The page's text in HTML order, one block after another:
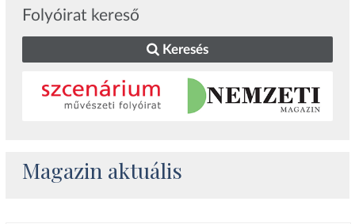
Folyóirat kereső
Keresés
Magazin aktuális